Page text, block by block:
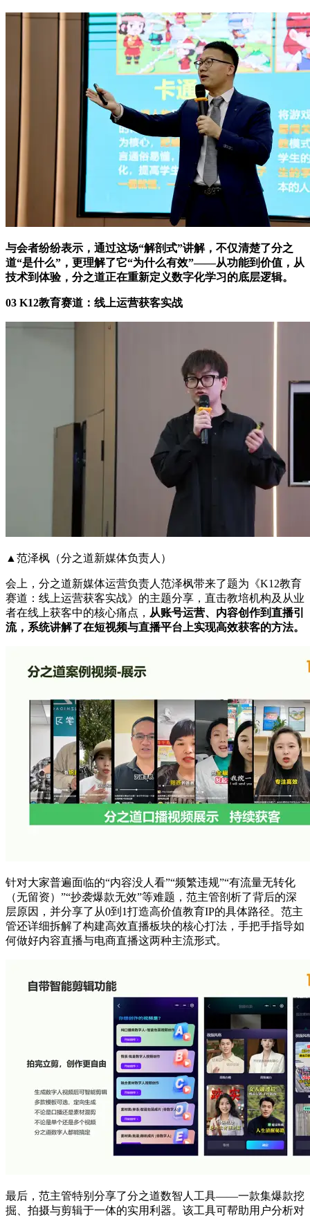
与会者纷纷表示，通过这场“解剖式”讲解，不仅清楚了分之
道“是什么”，更理解了它“为什么有效”——从功能到价值，从
技术到体验，分之道正在重新定义数字化学习的底层逻辑。
03 K12教育赛道：线上运营获客实战
▲范泽枫（分之道新媒体负责人）
会上，分之道新媒体运营负责人范泽枫带来了题为《K12教育
赛道：线上运营获客实战》的主题分享，直击教培机构及从业
者在线上获客中的核心痛点， 从账号运营、内容创作到直播引
流，系统讲解了在短视频与直播平台上实现高效获客的方法。
针对大家普遍面临的“内容没人看”“频繁违规”“有流量无转化
（无留资）”“抄袭爆款无效”等难题，范主管剖析了背后的深
层原因，并分享了从0到1打造高价值教育IP的具体路径。范主
管还详细拆解了构建高效直播板块的核心打法，手把手指导如
何做好内容直播与电商直播这两种主流形式。
最后，范主管特别分享了分之道数智人工具——一款集爆款挖
掘、拍摄与剪辑于一体的实用利器。该工具可帮助用户分析对